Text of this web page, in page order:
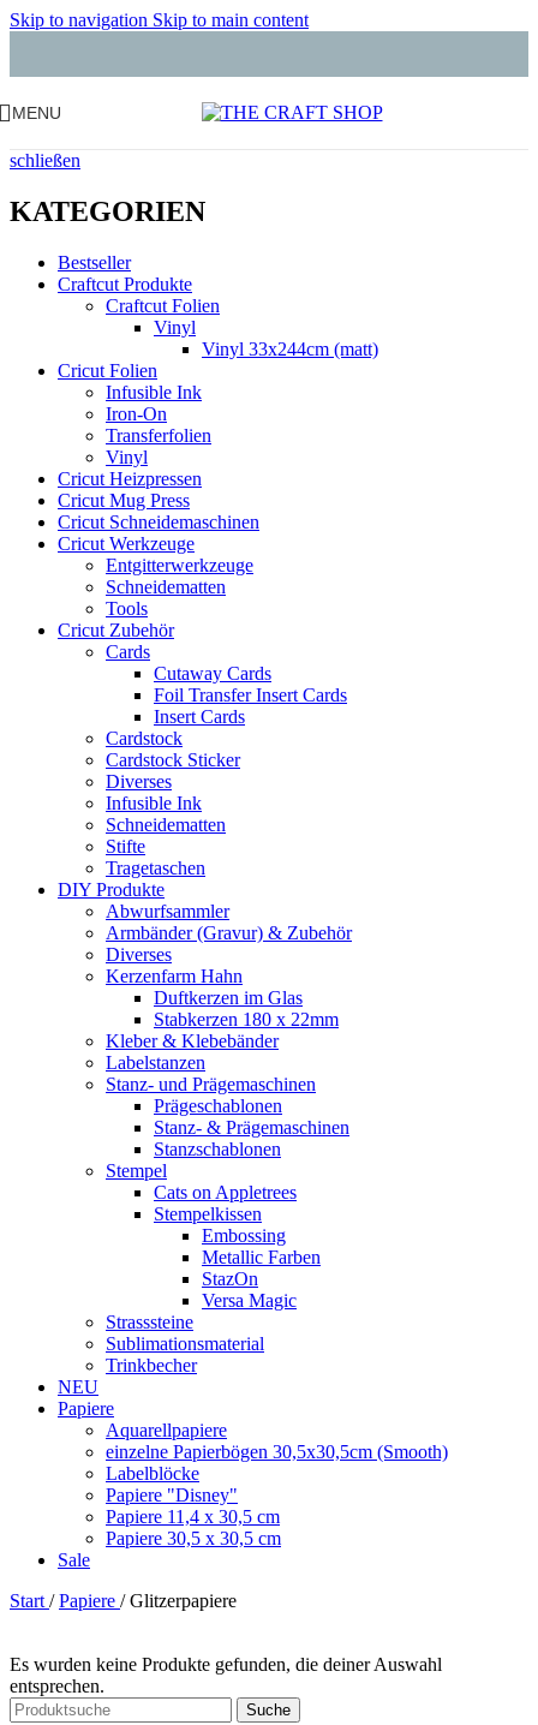
Skip to navigation Skip to main content
MENU
schließen
KATEGORIEN
Bestseller
Craftcut Produkte
Craftcut Folien
Vinyl
Vinyl 33x244cm (matt)
Cricut Folien
Infusible Ink
Iron-On
Transferfolien
Vinyl
Cricut Heizpressen
Cricut Mug Press
Cricut Schneidemaschinen
Cricut Werkzeuge
Entgitterwerkzeuge
Schneidematten
Tools
Cricut Zubehör
Cards
Cutaway Cards
Foil Transfer Insert Cards
Insert Cards
Cardstock
Cardstock Sticker
Diverses
Infusible Ink
Schneidematten
Stifte
Tragetaschen
DIY Produkte
Abwurfsammler
Armbänder (Gravur) & Zubehör
Diverses
Kerzenfarm Hahn
Duftkerzen im Glas
Stabkerzen 180 x 22mm
Kleber & Klebebänder
Labelstanzen
Stanz- und Prägemaschinen
Prägeschablonen
Stanz- & Prägemaschinen
Stanzschablonen
Stempel
Cats on Appletrees
Stempelkissen
Embossing
Metallic Farben
StazOn
Versa Magic
Strasssteine
Sublimationsmaterial
Trinkbecher
NEU
Papiere
Aquarellpapiere
einzelne Papierbögen 30,5x30,5cm (Smooth)
Labelblöcke
Papiere "Disney"
Papiere 11,4 x 30,5 cm
Papiere 30,5 x 30,5 cm
Sale
Start / Papiere / Glitzerpapiere
Es wurden keine Produkte gefunden, die deiner Auswahl
entsprechen.
Suche